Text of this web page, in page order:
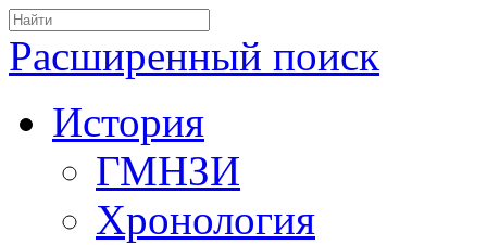
Расширенный поиск
История
ГМНЗИ
Хронология